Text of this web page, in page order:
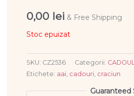
0,00 lei & Free Shipping
Stoc epuizat
SKU: CZ2536 Categorii:
Etichete: aai cadouri craciun
Guaranteed